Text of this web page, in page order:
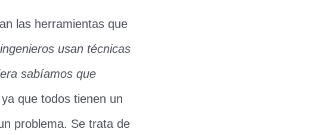
las herramientas que
usan técnicas
sabíamos que
que todos tienen un
problema. Se trata de